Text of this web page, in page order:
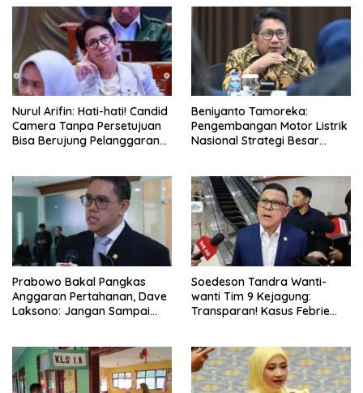
Nurul Arifin: Hati-hati! Candid
Camera Tanpa Persetujuan
Bisa Berujung Pelanggaran
Beniyanto Tamoreka:
Pengembangan Motor Listrik
Nasional Strategi Besar
Prabowo Bakal Pangkas
Anggaran Pertahanan, Dave
Laksono: Jangan Sampai
Soedeson Tandra Wanti-
wanti Tim 9 Kejagung:
Transparan! Kasus Febrie